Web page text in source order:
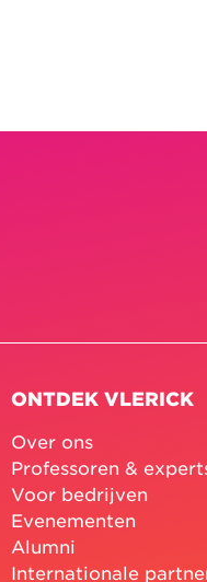
ONTDEK VLERICK
Over ons
Professoren &
Voor bedrijven
Evenementen
Alumni
Internationale